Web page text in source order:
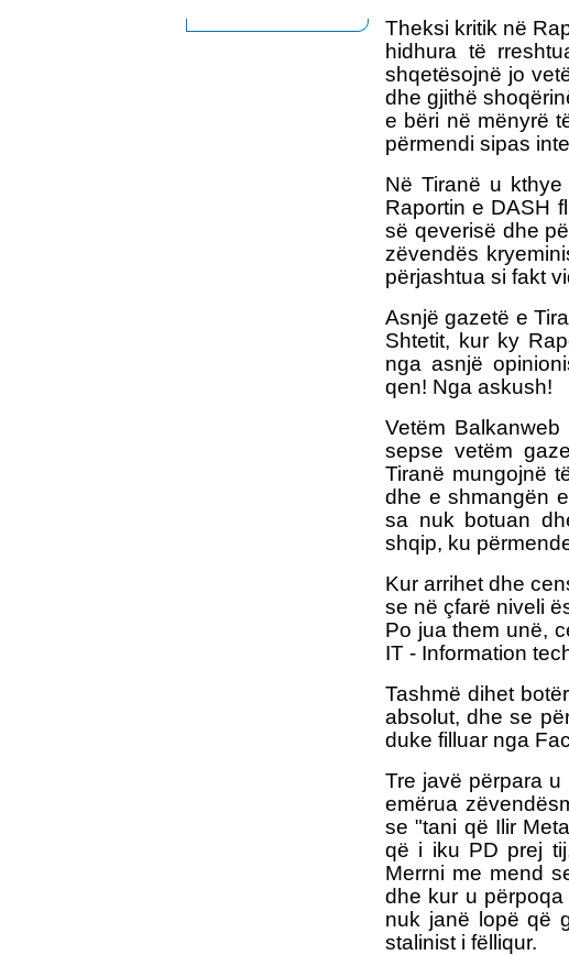
Theksi kritik në
hidhura të
shqetësojnë jo
dhe gjithë
e bëri në mënyrë
përmendi sipas
Në Tiranë u
Raportin e DASH
së qeverisë dhe
zëvendës
përjashtua si fakt
Asnjë gazetë e
Shtetit, kur ky
nga asnjë
qen! Nga askush!
Vetëm
sepse vetëm
Tiranë mungojnë
dhe e shmangën
sa nuk botuan
shqip, ku
Kur arrihet dhe
se në çfarë niveli
Po jua them unë,
IT - Information
Tashmë dihet
absolut, dhe se
duke filluar nga
Tre javë përpara
emërua
se "tani që Ilir
që i iku PD prej
Merrni me mend
dhe kur u
nuk janë lopë që
stalinist i fëlliqur.